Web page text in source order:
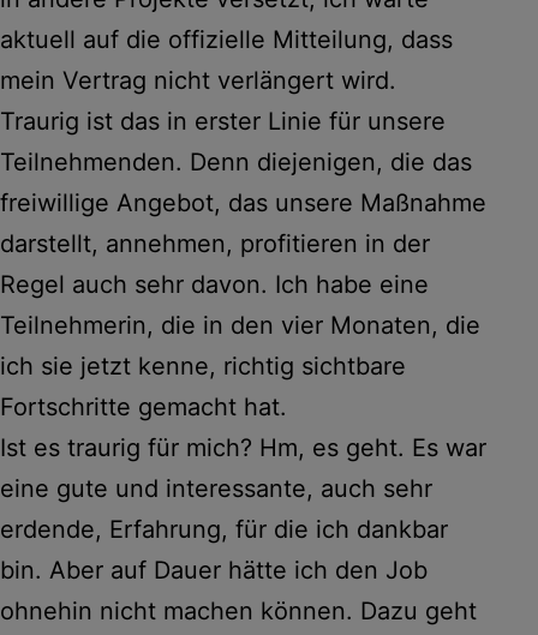
aktuell auf die offizielle Mitteilung, dass
mein Vertrag nicht verlängert wird.
Traurig ist das in erster Linie für unsere
Teilnehmenden. Denn diejenigen, die das
freiwillige Angebot, das unsere Maßnahme
darstellt, annehmen, profitieren in der
Regel auch sehr davon. Ich habe eine
Teilnehmerin, die in den vier Monaten, die
ich sie jetzt kenne, richtig sichtbare
Fortschritte gemacht hat.
Ist es traurig für mich? Hm, es geht. Es war
eine gute und interessante, auch sehr
erdende, Erfahrung, für die ich dankbar
bin. Aber auf Dauer hätte ich den Job
ohnehin nicht machen können. Dazu geht